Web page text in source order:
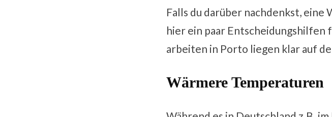
Falls du darüber nachdenkst, eine
hier ein paar
arbeiten in Porto liegen klar auf
Wärmere Temperaturen